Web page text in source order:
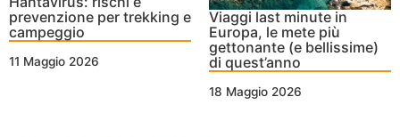
prevenzione per trekking e
campeggio
11 Maggio 2026
Viaggi last minute in
Europa, le mete più
gettonante (e bellissime)
di quest’anno
18 Maggio 2026